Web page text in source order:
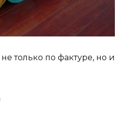
только по фактуре, но и